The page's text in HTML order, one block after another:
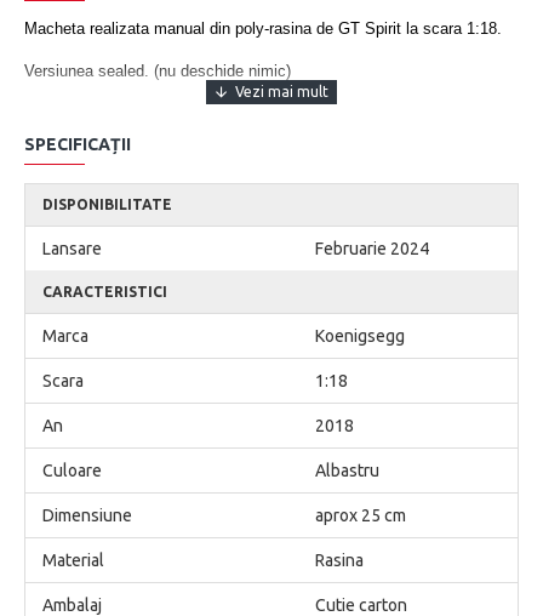
Macheta realizata manual din poly-rasina de GT Spirit la scara 1:18.
Versiunea sealed. (nu deschide nimic)
Serie limitata si numerotata.
Nu este destinata copiilor sub 14 ani. Destinata exclusiv
SPECIFICAȚII
DISPONIBILITATE
Lansare Februarie 2024
CARACTERISTICI
Marca Koenigsegg
Scara 1:18
An 2018
Culoare Albastru
Dimensiune aprox 25 cm
Material Rasina
Ambalaj Cutie carton